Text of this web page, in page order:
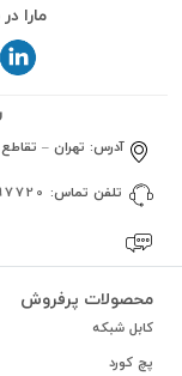
مارا
آدرس:تهران – تقاطع
تلفن تماس:
محصولات پرفروش
کابل شبکه
پچ کورد